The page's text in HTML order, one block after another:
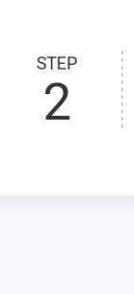
STEP
2